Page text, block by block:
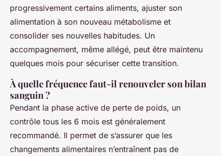
progressivement certains aliments, ajuster son
alimentation à son nouveau métabolisme et
consolider ses nouvelles habitudes. Un
accompagnement, même allégé, peut être maintenu
quelques mois pour sécuriser cette transition.
À quelle fréquence faut-il renouveler son bilan
sanguin ?
Pendant la phase active de perte de poids, un
contrôle tous les 6 mois est généralement
recommandé. Il permet de s’assurer que les
changements alimentaires n’entraînent pas de